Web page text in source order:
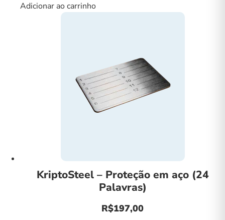
original
atual
Adicionar ao carrinho
KriptoSteel – Proteção em aço (24
Palavras)
R$197,00